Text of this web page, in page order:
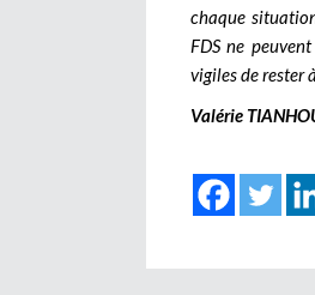
chaque
FDS ne
vigiles de rester
Valérie